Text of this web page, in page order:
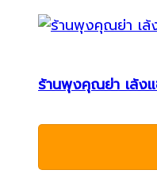
ร้านพุงคุณย่า เล้ง